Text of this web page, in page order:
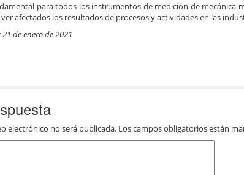
para todos los instrumentos de medición de
afectados los resultados de procesos y actividades en las
de enero de 2021
electrónico no será publicada. Los campos obligatorios están